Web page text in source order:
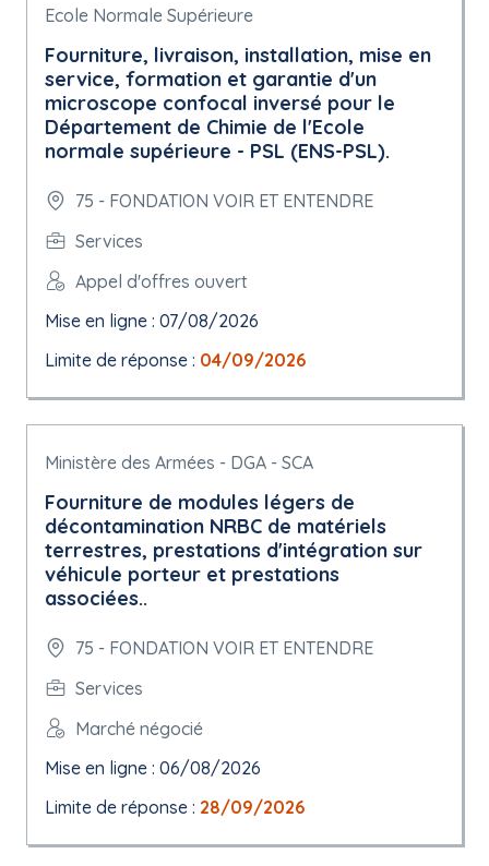
Ecole Normale Supérieure
Fourniture, livraison, installation, mise en
service, formation et garantie d'un
microscope confocal inversé pour le
Département de Chimie de l'Ecole
normale supérieure - PSL (ENS-PSL).
75 - FONDATION VOIR ET ENTENDRE
Services
Appel d'offres ouvert
Mise en ligne : 07/08/2026
Limite de réponse : 04/09/2026
Ministère des Armées - DGA - SCA
Fourniture de modules légers de
décontamination NRBC de matériels
terrestres, prestations d'intégration sur
véhicule porteur et prestations
associées..
75 - FONDATION VOIR ET ENTENDRE
Services
Marché négocié
Mise en ligne : 06/08/2026
Limite de réponse : 28/09/2026